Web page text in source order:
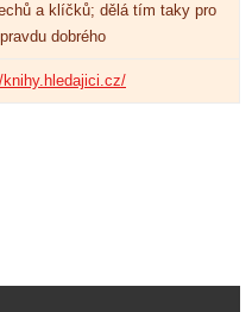
a klíčků; dělá tím taky pro
dobrého
knihy.hledajici.cz/